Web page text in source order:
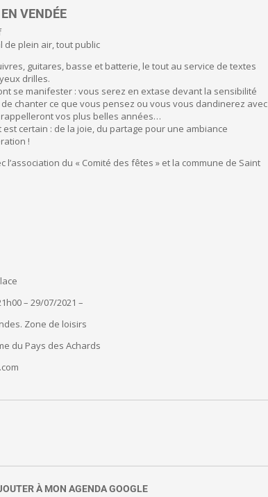
VENDÉE
de plein air, tout public
guitares, basse et batterie, le tout au service de textes
drilles.
se manifester : vous serez en extase devant la sensibilité
chanter ce que vous pensez ou vous vous dandinerez avec
rappelleront vos plus belles années…
certain : de la joie, du partage pour une ambiance
!
du « Comité des fêtes » et la commune de Saint
– 29/07/2021 –
Zone de loisirs
du Pays des Achards
com
À MON AGENDA GOOGLE